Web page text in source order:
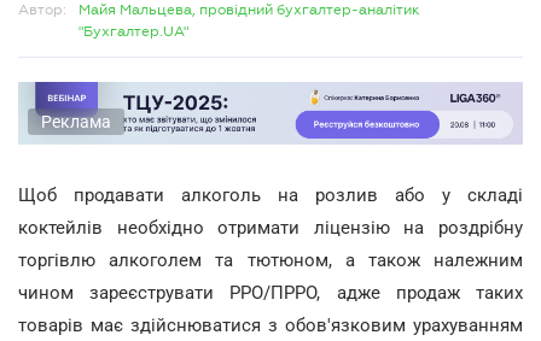
Автор:
Майя Мальцева, провідний бухгалтер-аналітик
"Бухгалтер.UA"
Реклама
Щоб продавати алкоголь на розлив або у складі
коктейлів необхідно отримати ліцензію на роздрібну
торгівлю алкоголем та тютюном, а також належним
чином зареєструвати РРО/ПРРО, адже продаж таких
товарів має здійснюватися з обов'язковим урахуванням